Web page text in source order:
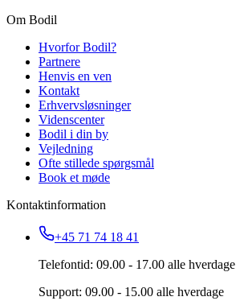
Om Bodil
Hvorfor Bodil?
Partnere
Henvis en ven
Kontakt
Erhvervsløsninger
Videnscenter
Bodil i din by
Vejledning
Ofte stillede spørgsmål
Book et møde
Kontaktinformation
+45 71 74 18 41
Telefontid: 09.00 - 17.00 alle hverdage
Support: 09.00 - 15.00 alle hverdage